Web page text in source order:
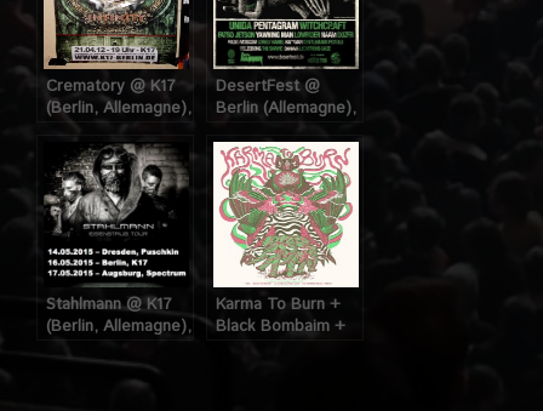
Crematory @ K17
(Berlin, Allemagne),
le 21 Avril 2012
DesertFest @
Berlin (Allemagne),
25-26-27 Avril 2013
Stahlmann @ K17
(Berlin, Allemagne),
le 16 Mai 2015
Karma To Burn +
Black Bombaim +